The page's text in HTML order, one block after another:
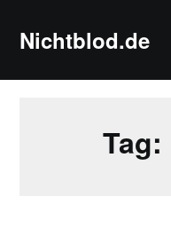
contentNichtblod.de
Tag: